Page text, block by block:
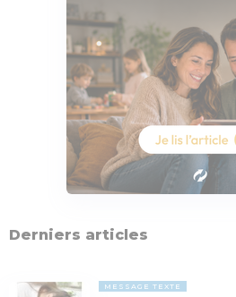
Derniers articles
MESSAGE TEXTE